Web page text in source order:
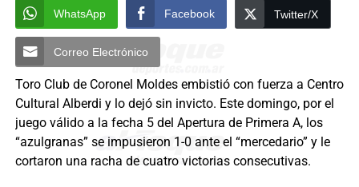
WhatsApp Facebook Twitter/X
Correo Electrónico
Toro Club de Coronel Moldes embistió con fuerza a Centro
Cultural Alberdi y lo dejó sin invicto. Este domingo, por el
juego válido a la fecha 5 del Apertura de Primera A, los
“azulgranas” se impusieron 1-0 ante el “mercedario” y le
cortaron una racha de cuatro victorias consecutivas.